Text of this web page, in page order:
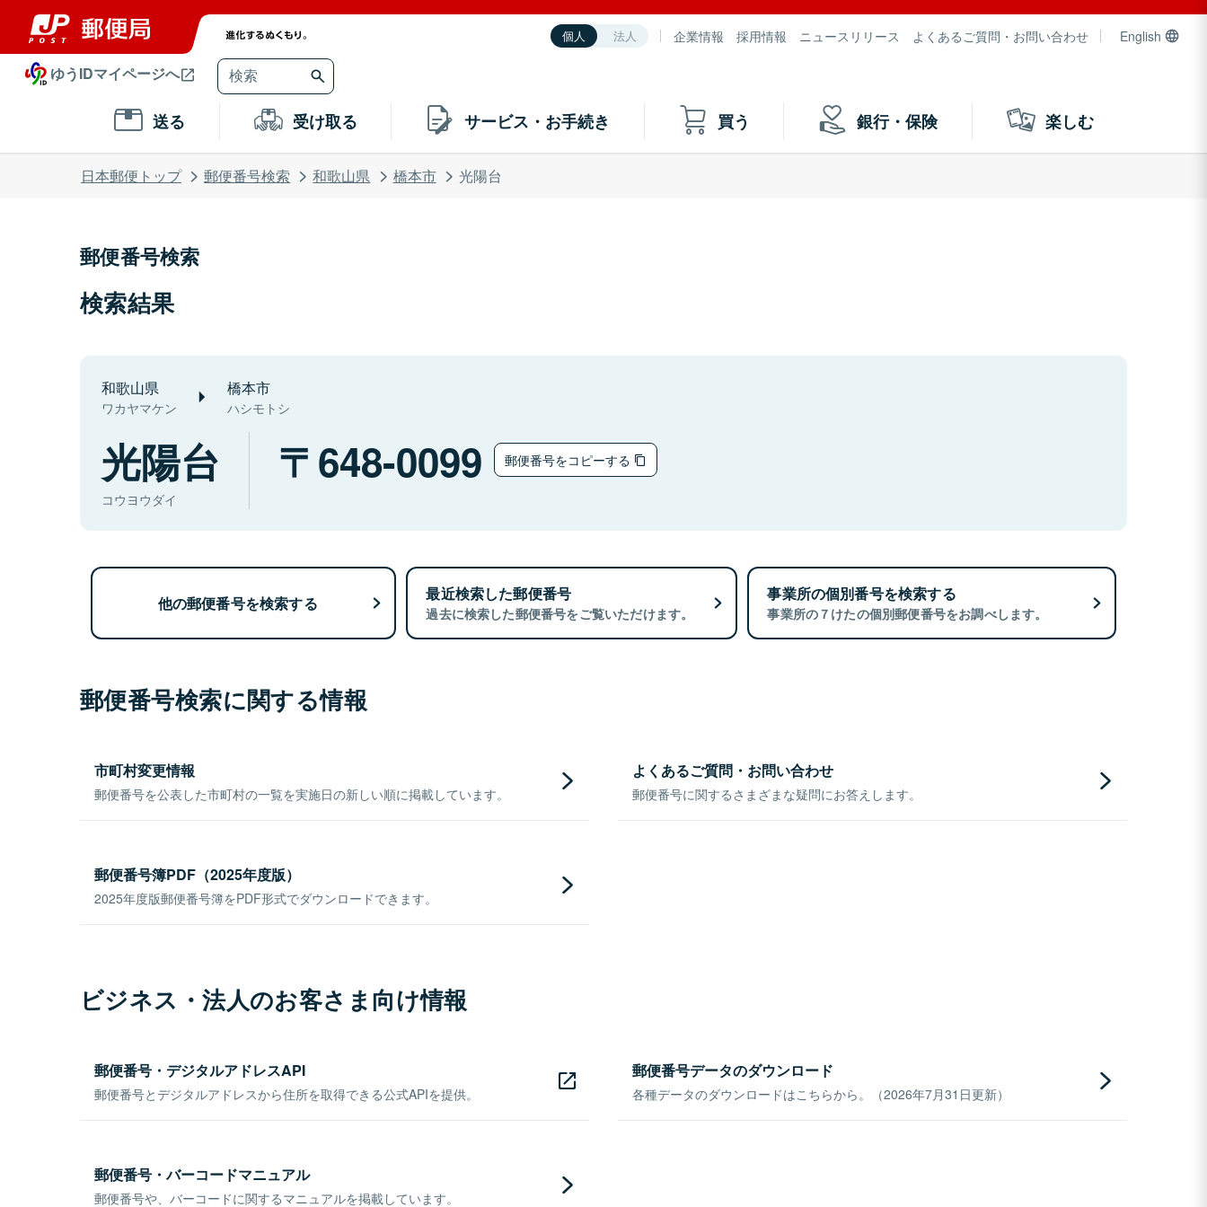
個人 法人 企業情報 採用情報 ニュースリリース よくあるご質問・お問い合わせ English
ゆうIDマイページへ
送る 受け取る サービス・お手続き 買う 銀行・保険 楽しむ
日本郵便トップ 郵便番号検索 和歌山県 橋本市 光陽台
郵便番号検索
検索結果
和歌山県
ワカヤマケン
橋本市
ハシモトシ
光陽台
コウヨウダイ
648-0099 郵便番号をコピーする
他の郵便番号を検索する 最近検索した郵便番号
過去に検索した郵便番号をご覧いただけます。
事業所の個別番号を検索する
事業所の７けたの個別郵便番号をお調べします。
郵便番号検索に関する情報
市町村変更情報
郵便番号を公表した市町村の一覧を実施日の新しい順に掲載しています。
よくあるご質問・お問い合わせ
郵便番号に関するさまざまな疑問にお答えします。
郵便番号簿PDF（2025年度版）
2025年度版郵便番号簿をPDF形式でダウンロードできます。
ビジネス・法人のお客さま向け情報
郵便番号・デジタルアドレスAPI
郵便番号とデジタルアドレスから住所を取得できる公式APIを提供。
郵便番号データのダウンロード
各種データのダウンロードはこちらから。（2026年7月31日更新）
郵便番号・バーコードマニュアル
郵便番号や、バーコードに関するマニュアルを掲載しています。